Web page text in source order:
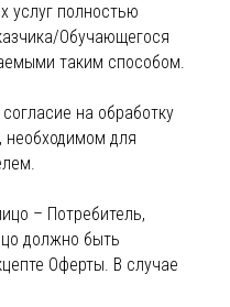
услуг полностью
Обучающегося
таким способом.
на обработку
для
– Потребитель,
должно быть
Оферты. В случае